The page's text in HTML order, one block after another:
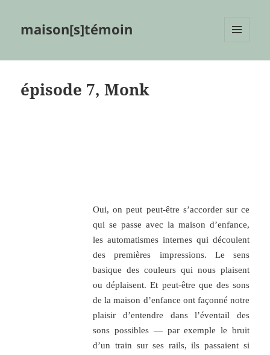
maison[s]témoin
épisode 7, Monk
Oui, on peut peut-être s’accorder sur ce
qui se passe avec la maison d’enfance,
les automatismes internes qui découlent
des premières impressions. Le sens
basique des couleurs qui nous plaisent
ou déplaisent. Et peut-être que des sons
de la maison d’enfance ont façonné notre
plaisir d’entendre dans l’éventail des
sons possibles — par exemple le bruit
d’un train sur ses rails, ils passaient si